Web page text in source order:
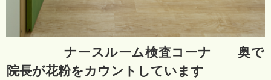
ナースルーム検査コーナ 奥で
院長が花粉をカウントしています